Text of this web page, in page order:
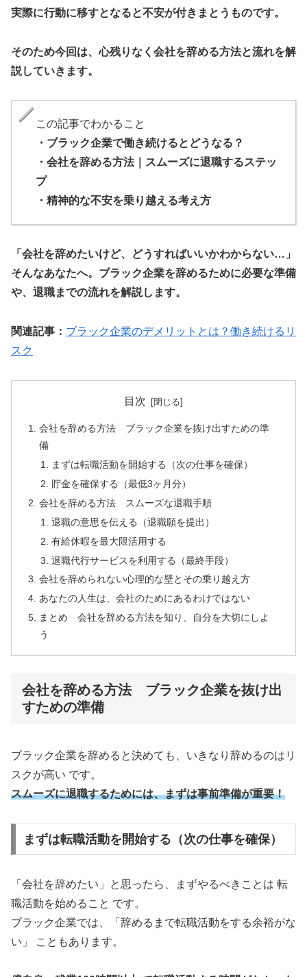
実際に行動に移すとなると不安が付きまとうものです。
そのため今回は、心残りなく会社を辞める方法と流れを解
説していきます。
この記事でわかること
・ブラック企業で働き続けるとどうなる？
・会社を辞める方法｜スムーズに退職するステッ
プ
・精神的な不安を乗り越える考え方
「会社を辞めたいけど、どうすればいいかわからない…」
そんなあなたへ。ブラック企業を辞めるために必要な準備
や、退職までの流れを解説します。
関連記事： ブラック企業のデメリットとは？働き続けるリ
スク
目次
会社を辞める方法 ブラック企業を抜け出すための準
備
まずは転職活動を開始する（次の仕事を確保）
貯金を確保する（最低3ヶ月分）
会社を辞める方法 スムーズな退職手順
退職の意思を伝える（退職願を提出）
有給休暇を最大限活用する
退職代行サービスを利用する（最終手段）
会社を辞められない心理的な壁とその乗り越え方
あなたの人生は、会社のためにあるわけではない
まとめ 会社を辞める方法を知り、自分を大切にしよ
う
会社を辞める方法 ブラック企業を抜け出
すための準備
ブラック企業を辞めると決めても、いきなり辞めるのはリ
スクが高い です。
スムーズに退職するためには、まずは事前準備が重要！
まずは転職活動を開始する（次の仕事を確保）
「会社を辞めたい」と思ったら、まずやるべきことは 転
職活動を始めること です。
ブラック企業では、「辞めるまで転職活動をする余裕がな
い」 こともあります。